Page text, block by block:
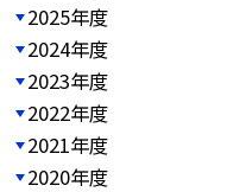
2025年度
2024年度
2023年度
2022年度
2021年度
2020年度